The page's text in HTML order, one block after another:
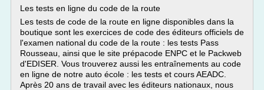
Les tests en ligne du code de la route
Les tests de code de la route en ligne disponibles dans la
boutique sont les exercices de code des éditeurs officiels de
l'examen national du code de la route : les tests Pass
Rousseau, ainsi que le site prépacode ENPC et le Packweb
d'EDISER. Vous trouverez aussi les entraînements au code
en ligne de notre auto école : les tests et cours AEADC.
Après 20 ans de travail avec les éditeurs nationaux, nous